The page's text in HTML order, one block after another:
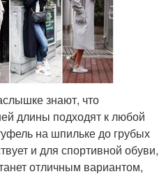
знают, что
длины подходят к любой
на шпильке до грубых
и для спортивной обуви,
отличным вариантом,